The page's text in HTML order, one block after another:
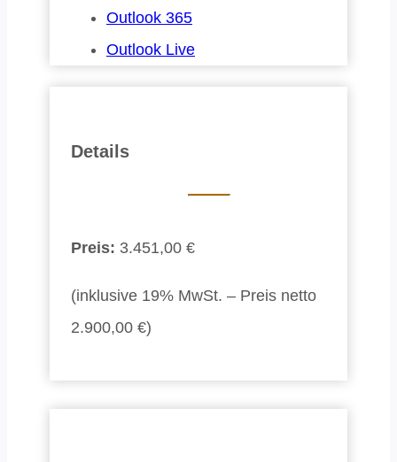
Outlook 365
Outlook Live
Details
Preis: 3.451,00 €
(inklusive 19% MwSt. – Preis netto
2.900,00 €)